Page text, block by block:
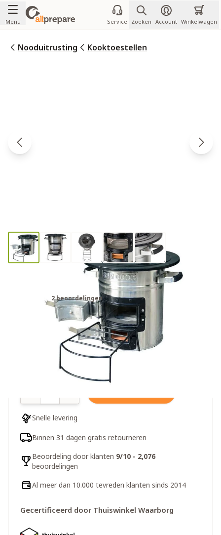
Ga naar de inhoud
Menu Service Zoeken Account Winkelwagen
Nooduitrusting Kooktoestellen
Houtfornuis voor buiten premium
2 beoordelingen
€139,00
Meer dan 10 op voorraad
Snelle levering
Binnen 31 dagen gratis retourneren
Beoordeling door klanten 9/10 - 2,076
beoordelingen
Al meer dan 10.000 tevreden klanten sinds 2014
Gecertificeerd door Thuiswinkel Waarborg